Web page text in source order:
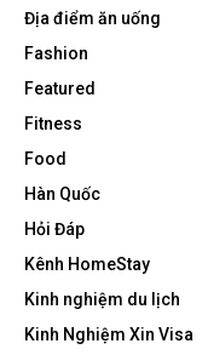
Địa điểm ăn uống
Fashion
Featured
Fitness
Food
Hàn Quốc
Hỏi Đáp
Kênh HomeStay
Kinh nghiệm du lịch
Kinh Nghiệm Xin Visa